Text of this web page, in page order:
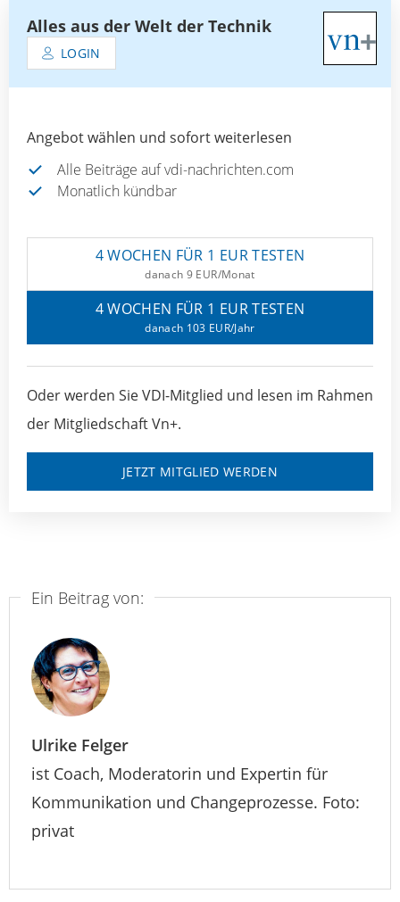
Alles aus der Welt der Technik
LOGIN
Angebot wählen und sofort weiterlesen
Alle Beiträge auf vdi-nachrichten.com
Monatlich kündbar
4 WOCHEN FÜR 1 EUR TESTEN
danach 9 EUR/Monat
4 WOCHEN FÜR 1 EUR TESTEN
danach 103 EUR/Jahr
Oder werden Sie VDI-Mitglied und lesen im Rahmen
der Mitgliedschaft Vn+.
JETZT MITGLIED WERDEN
Ein Beitrag von:
Ulrike Felger
ist Coach, Moderatorin und Expertin für
Kommunikation und Changeprozesse. Foto:
privat